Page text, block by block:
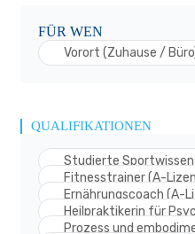
FÜR WEN
Vorort (Zuhause /
QUALIFIKATIONEN
Studierte
Fitnesstrainer (A-
Ernährungscoach (A-
Heilpraktikerin für
Prozess und